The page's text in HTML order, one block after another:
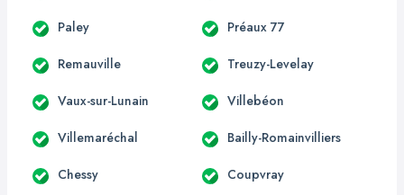
Paley Préaux 77
Remauville Treuzy-Levelay
Vaux-sur-Lunain Villebéon
Villemaréchal Bailly-Romainvilliers
Chessy Coupvray